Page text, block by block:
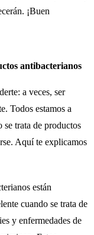
¡Buen
antibacterianos
a veces, ser
Todos estamos a
trata de productos
Aquí te explicamos
están
cuando se trata de
y enfermedades de